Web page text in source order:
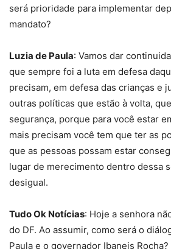
será prioridade para implementar
mandato?
Luzia de Paula: Vamos dar
que sempre foi a luta em defesa
precisam, em defesa das crianças e
outras políticas que estão à volta,
segurança, porque para você estar
mais precisam você tem que ter as
que as pessoas possam estar
lugar de merecimento dentro dessa
desigual.
Tudo Ok Notícias: Hoje a senhora
do DF. Ao assumir, como será o
Paula e o governador Ibaneis Rocha?